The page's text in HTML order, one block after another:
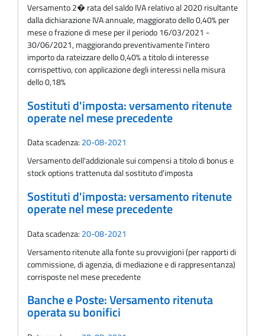
Versamento 2� rata del saldo IVA relativo al 2020 risultante
dalla dichiarazione IVA annuale, maggiorato dello 0,40% per
mese o frazione di mese per il periodo 16/03/2021 -
30/06/2021, maggiorando preventivamente l'intero
importo da rateizzare dello 0,40% a titolo di interesse
corrispettivo, con applicazione degli interessi nella misura
dello 0,18%
Sostituti d'imposta: versamento ritenute
operate nel mese precedente
Data scadenza: 20-08-2021
Versamento dell'addizionale sui compensi a titolo di bonus e
stock options trattenuta dal sostituto d'imposta
Sostituti d'imposta: versamento ritenute
operate nel mese precedente
Data scadenza: 20-08-2021
Versamento ritenute alla fonte su provvigioni (per rapporti di
commissione, di agenzia, di mediazione e di rappresentanza)
corrisposte nel mese precedente
Banche e Poste: Versamento ritenuta
operata su bonifici